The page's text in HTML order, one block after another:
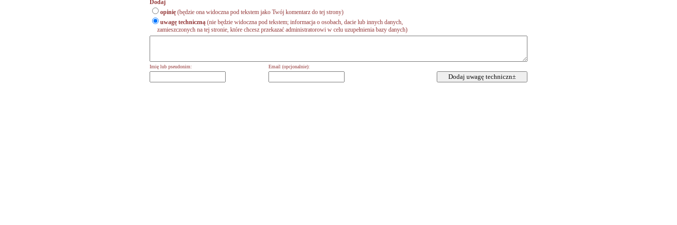
Dodaj
opinię (będzie ona widoczna pod tekstem jako Twój komentarz do tej strony)
uwagę techniczną (nie będzie widoczna pod tekstem; informacja o osobach, dacie lub innych danych,
zamieszczonych na tej stronie, które chcesz przekazać administratorowi w celu uzupełnienia bazy danych)
Imię lub pseudonim: Email (opcjonalnie):